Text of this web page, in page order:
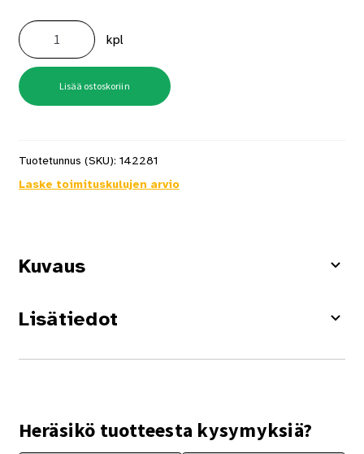
Tuulihaka
Alu
AK
10
määrä
kpl
Lisää ostoskoriin
Tuotetunnus (SKU): 142281
Laske toimituskulujen arvio
Kuvaus
Lisätiedot
Heräsikö tuotteesta kysymyksiä?